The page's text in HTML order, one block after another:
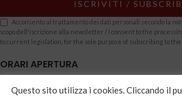
Acconsento al trattamento dei dati personali secondo la
scopo dell'iscrizione alla newsletter / I consent to the
to current legislation, for the sole purpose of subscribing to
ORARI APERTURA
dal Lunedì al Sabato
Questo sito utilizza i cookies. Cliccando il